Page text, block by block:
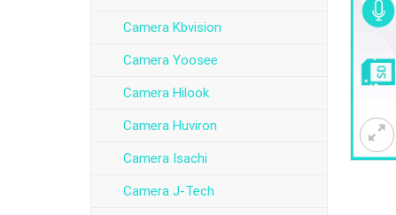
Camera Kbvision
Camera Yoosee
Camera Hilook
Camera Huviron
Camera Isachi
Camera J-Tech